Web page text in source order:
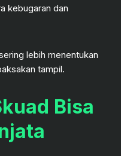
kebugaran dan
lebih menentukan
tampil.
Bisa